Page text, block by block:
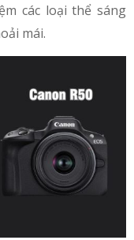
các loại thể sáng
mái.